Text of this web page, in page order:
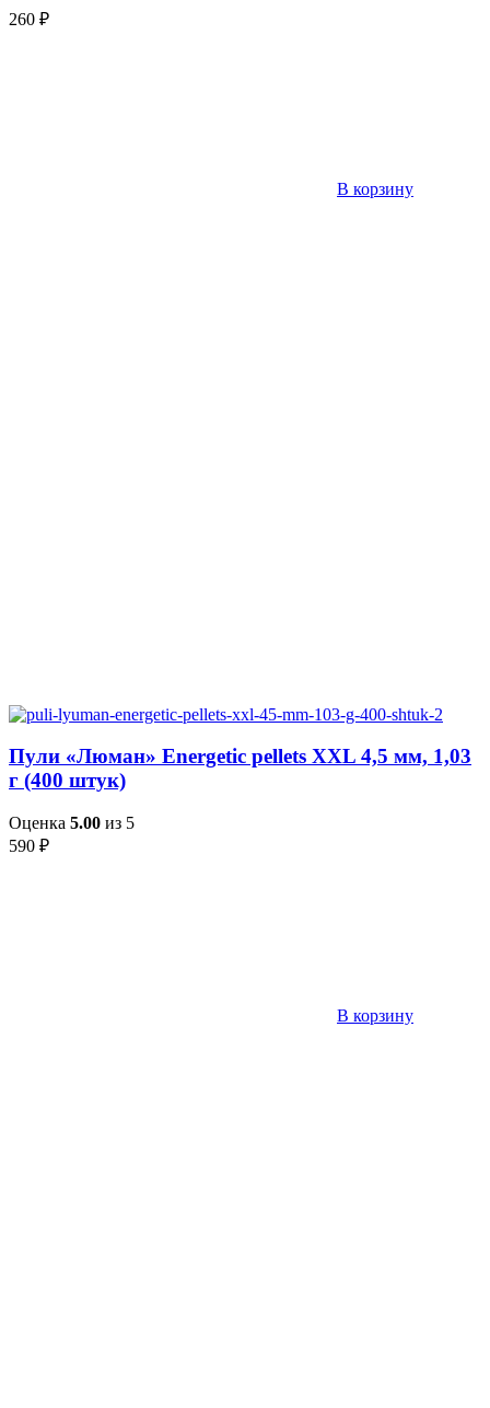
260 ₽
В корзину
Пули «Люман» Energetic pellets XXL 4,5 мм, 1,03
г (400 штук)
Оценка 5.00 из 5
590 ₽
В корзину